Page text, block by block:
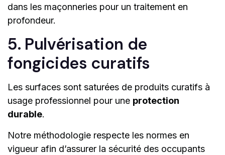
dans les maçonneries pour un traitement en
profondeur.
5. Pulvérisation de
fongicides curatifs
Les surfaces sont saturées de produits curatifs à
usage professionnel pour une protection
durable.
Notre méthodologie respecte les normes en
vigueur afin d’assurer la sécurité des occupants